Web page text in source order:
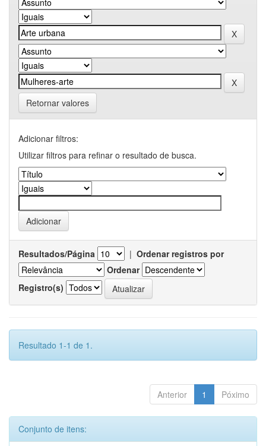
Retornar valores
Adicionar filtros:
Utilizar filtros para refinar o resultado de busca.
Resultados/Página | Ordenar registros por
Ordenar
Registro(s)
Resultado 1-1 de 1.
Anterior 1 Póximo
Conjunto de itens: